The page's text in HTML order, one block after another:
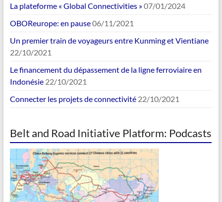
La plateforme « Global Connectivities »07/01/2024
OBOReurope: en pause06/11/2021
Un premier train de voyageurs entre Kunming et Vientiane
22/10/2021
Le financement du dépassement de la ligne ferroviaire en
Indonésie 22/10/2021
Connecter les projets de connectivité 22/10/2021
Belt and Road Initiative Platform: Podcasts